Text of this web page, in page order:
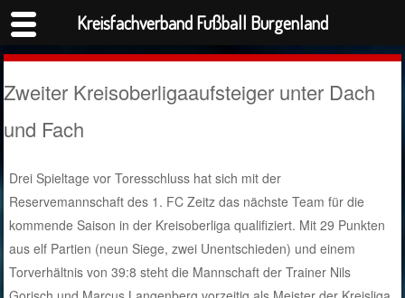
Zweiter Kreisoberligaaufsteiger unter Dach
und Fach
Drei Spieltage vor Toresschluss hat sich mit der
Reservemannschaft des 1. FC Zeitz das nächste Team für die
kommende Saison in der Kreisoberliga qualifiziert. Mit 29 Punkten
aus elf Partien (neun Siege, zwei Unentschieden) und einem
Torverhältnis von 39:8 steht die Mannschaft der Trainer Nils
Kreisfachverband Fußball Burgenland